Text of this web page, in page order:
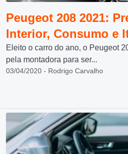
Peugeot 208 2021:
Interior, Consumo e
Eleito o carro do ano, o Peugeot
pela montadora para ser...
03/04/2020 - Rodrigo Carvalho